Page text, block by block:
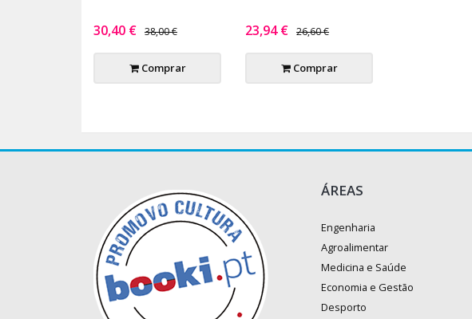
30,40 € 38,00 €
Comprar
23,94 € 26,60 €
Comprar
ÁREAS
Engenharia
Agroalimentar
Medicina e Saúde
Economia e Gestão
Desporto